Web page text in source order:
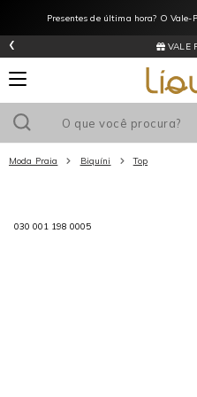
Presentes de última hora? O Vale-
VALE
‹
Moda Praia Biquíni Top
030 001 198 0005